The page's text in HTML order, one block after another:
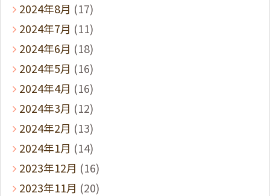
2024年8月 (17)
2024年7月 (11)
2024年6月 (18)
2024年5月 (16)
2024年4月 (16)
2024年3月 (12)
2024年2月 (13)
2024年1月 (14)
2023年12月 (16)
2023年11月 (20)